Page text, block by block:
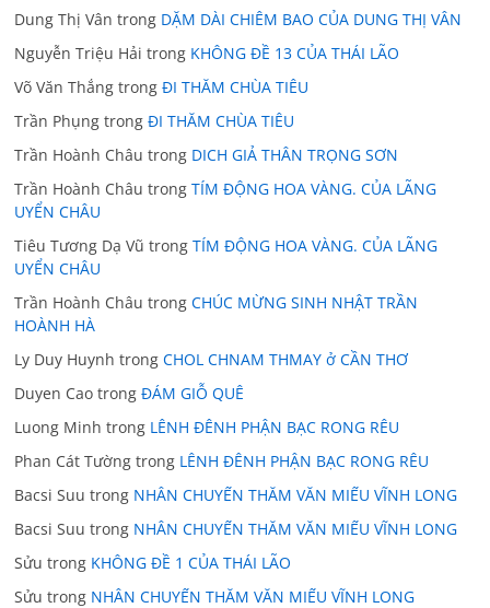
Dung Thị Vân trong DẶM DÀI CHIÊM BAO CỦA DUNG THỊ VÂN
Nguyễn Triệu Hải trong KHÔNG ĐỀ 13 CỦA THÁI LÃO
Võ Văn Thắng trongĐI THĂM CHÙA TIÊU
Trần Phụng trongĐI THĂM CHÙA TIÊU
Trần Hoành Châu trong DICH GIẢ THÂN TRỌNG SƠN
Trần Hoành Châu trongTÍM ĐỘNG HOA VÀNG. CỦA LÃNG
UYỂN CHÂU
Tiêu Tương Dạ Vũ trongTÍM ĐỘNG HOA VÀNG. CỦA LÃNG
UYỂN CHÂU
Trần Hoành Châu trongCHÚC MỪNG SINH NHẬT TRẦN
HOÀNH HÀ
Ly Duy Huynh trongCHOL CHNAM THMAY ở CẦN THƠ
Duyen Cao trongĐÁM GIỖ QUÊ
Luong Minh trong LÊNH ĐÊNH PHẬN BẠC RONG RÊU
Phan Cát Tường trong LÊNH ĐÊNH PHẬN BẠC RONG RÊU
Bacsi Suu trong NHÂN CHUYẾN THĂM VĂN MIẾU VĨNH LONG
Bacsi Suu trong NHÂN CHUYẾN THĂM VĂN MIẾU VĨNH LONG
Sửu trong KHÔNG ĐỀ 1 CỦA THÁI LÃO
Sửu trong NHÂN CHUYẾN THĂM VĂN MIẾU VĨNH LONG